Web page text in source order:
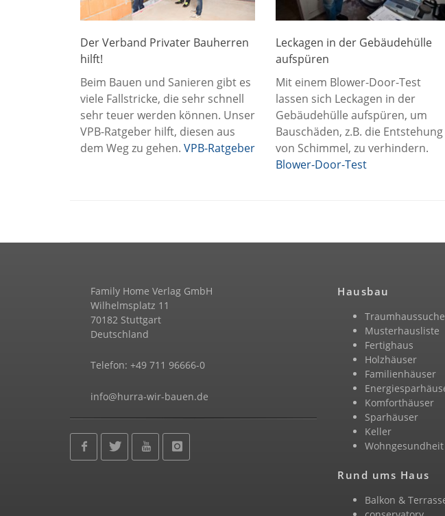
Der Verband Privater Bauherren
hilft!
Beim Bauen und Sanieren gibt es
viele Fallstricke, die sehr schnell
sehr teuer werden können. Unser
VPB-Ratgeber hilft, diesen aus
dem Weg zu gehen. VPB-Ratgeber
Leckagen in der Gebäudehülle
aufspüren
Mit einem Blower-Door-Test
lassen sich Leckagen in der
Gebäudehülle aufspüren, um
Bauschäden, z.B. die Entstehung
von Schimmel, zu verhindern.
Blower-Door-Test
Family Home Verlag GmbH
Wilhelmsplatz 11
70182 Stuttgart
Deutschland
Telefon: +49 711 96666-0
info@hurra-wir-bauen.de
Hausbau
Traumhaussuche
Musterhausliste
Fertighaus
Holzhäuser
Familienhäuser
Komforthäuser
Sparhäuser
Keller
Wohngesundheit
Rund ums Haus
Balkon &